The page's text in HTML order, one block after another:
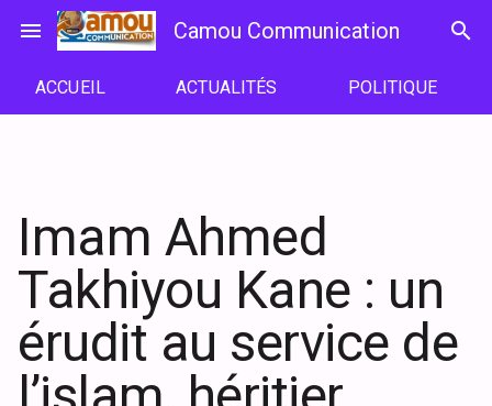
menu Camou Communication search
ACCUEIL ACTUALITÉS POLITIQUE
Imam Ahmed
Takhiyou Kane : un
érudit au service de